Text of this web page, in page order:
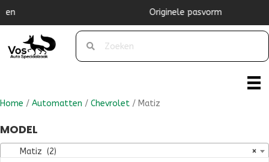
Originele pasvorm
Home / Automatten / Chevrolet / Matiz
MODEL
×
Matiz (2)